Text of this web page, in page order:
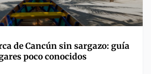
de Cancún sin sargazo: guía
poco conocidos